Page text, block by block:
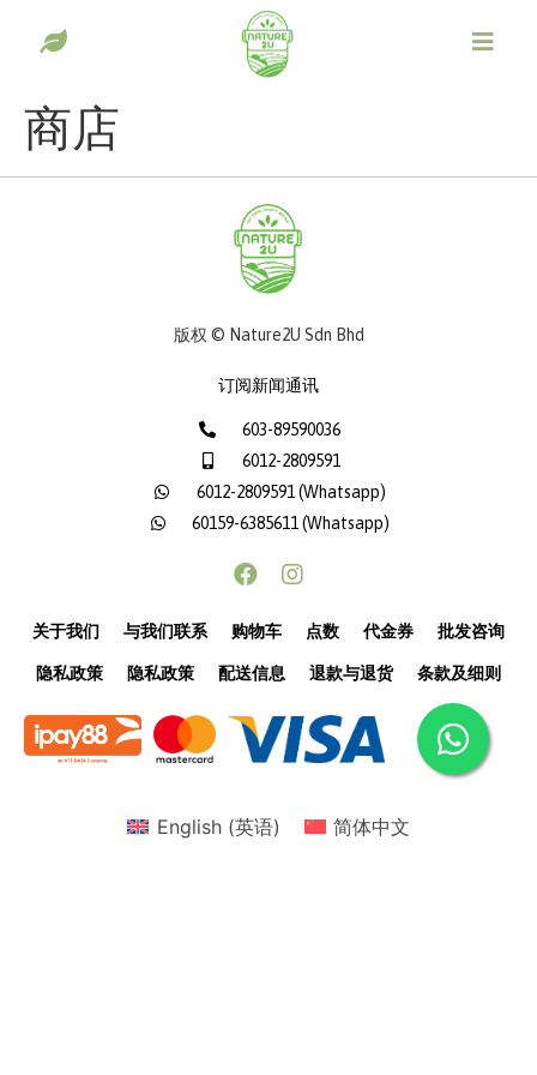
商店
版权 © Nature2U Sdn Bhd
订阅新闻通讯
603-89590036
6012-2809591
6012-2809591 (Whatsapp)
60159-6385611 (Whatsapp)
关于我们 与我们联系 购物车 点数 代金券 批发咨询
隐私政策 隐私政策 配送信息 退款与退货 条款及细则
English(英语) 简体中文